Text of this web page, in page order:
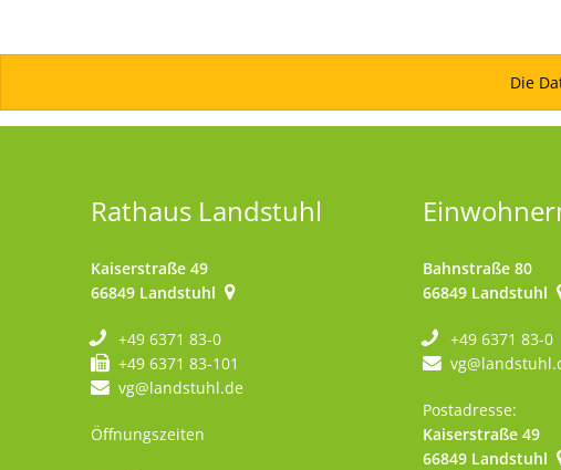
Die
Rathaus Landstuhl
Kaiserstraße 49
66849 Landstuhl
+49 6371 83-0
+49 6371 83-101
vg@landstuhl.de
Öffnungszeiten
Bahnstraße 80
66849 Landstuhl
+49 6371 83-0
Postadresse:
Kaiserstraße 49
66849 Landstuhl